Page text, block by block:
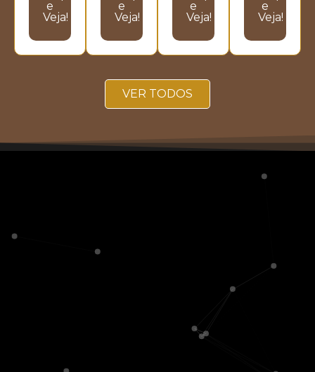
e
Veja!
e
Veja!
e
Veja!
e
Veja!
VER TODOS